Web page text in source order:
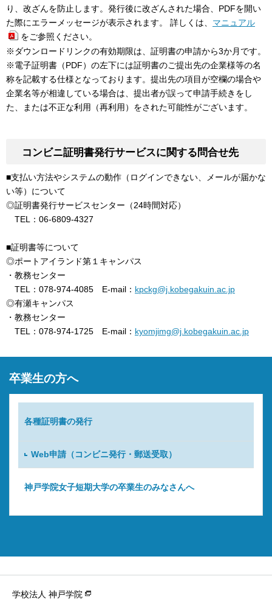
り、改ざんを防止します。発行後に改ざんされた場合、PDFを開い
た際にエラーメッセージが表示されます。 詳しくは、 マニュアル
をご参照ください。
※ダウンロードリンクの有効期限は、証明書の申請から3か月です。
※電子証明書（PDF）の左下には証明書のご提出先の企業様等の名
称を記載する仕様となっております。提出先の項目が空欄の場合や
企業名等が相違している場合は、提出者が誤って申請手続きをし
た、または不正な利用（再利用）をされた可能性がございます。
コンビニ証明書発行サービスに関する問合せ先
■支払い方法やシステムの動作（ログインできない、メールが届かな
い等）について
◎証明書発行サービスセンター（24時間対応）
TEL：06-6809-4327
■証明書等について
◎ポートアイランド第１キャンパス
・教務センター
TEL：078-974-4085 E-mail： kpckg@j.kobegakuin.ac.jp
◎有瀬キャンパス
・教務センター
TEL：078-974-1725 E-mail： kyomjimg@j.kobegakuin.ac.jp
卒業生の方へ
各種証明書の発行
Web申請（コンビニ発行・郵送受取）
神戸学院女子短期大学の卒業生のみなさんへ
学校法人 神戸学院